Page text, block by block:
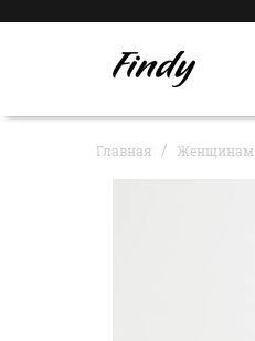
Главная Женщинам